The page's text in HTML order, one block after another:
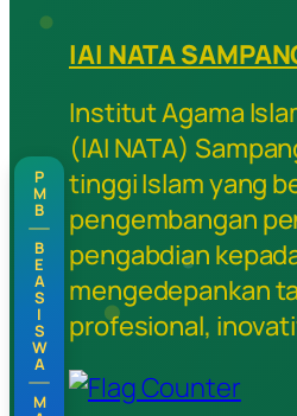
IAI NATA
Institut Agama
(IAI NATA)
tinggi Islam yang
pengembangan
pengabdian
mengedepankan
profesional,
P
M
B
B
E
A
S
I
S
W
A
M